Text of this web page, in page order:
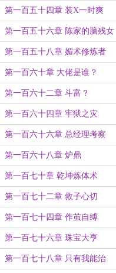
第一百五十四章 装X一时爽
第一百五十六章 陈家的脑残女
第一百五十八章 媚术修炼者
第一百六十章 大佬是谁？
第一百六十二章 斗富？
第一百六十四章 牢狱之灾
第一百六十六章 总经理考察
第一百六十八章 炉鼎
第一百七十章 乾坤炼体术
第一百七十二章 救子心切
第一百七十四章 作茧自缚
第一百七十六章 珠宝大亨
第一百七十八章 只有我能治